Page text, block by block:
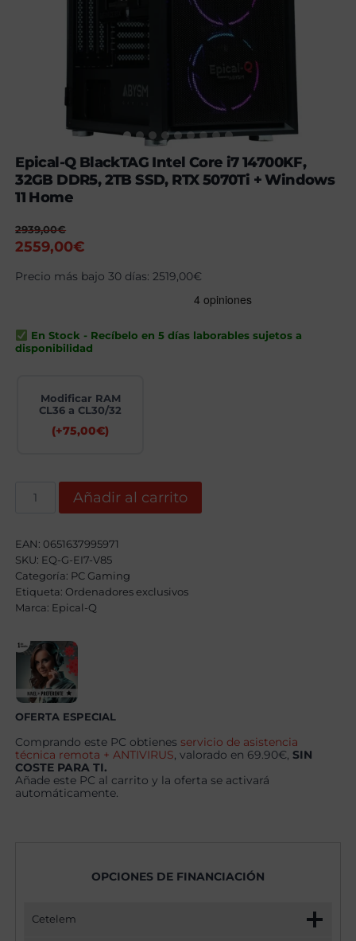
Epical-Q BlackTAG Intel Core i7 14700KF,
32GB DDR5, 2TB SSD, RTX 5070Ti + Windows
11 Home
2939,00€
El
original
2559,00€
actual
Precio más bajo 30 días:2519,00€
En Stock - Recíbelo en 5 días laborables sujetos a
disponibilidad
Modificar RAM
CL36 a CL30/32
(+75,00€)
BlackTAG
Core
i7
14700KF,
32GB
DDR5,
2TB
SSD,
5070Ti
+
Windows
Home
cantidad
Añadir al carrito
EAN: 0651637995971
SKU: EQ-G-EI7-V85
Categoría: PC Gaming
Etiqueta: Ordenadores exclusivos
Marca: Epical-Q
OFERTA ESPECIAL
Comprando este PC obtienes servicio de asistencia
técnica remota + ANTIVIRUS , valorado en 69.90€,SIN
COSTE PARA TI.
Añade este PC al carrito y la oferta se activará
automáticamente.
OPCIONES DE FINANCIACIÓN
Cetelem